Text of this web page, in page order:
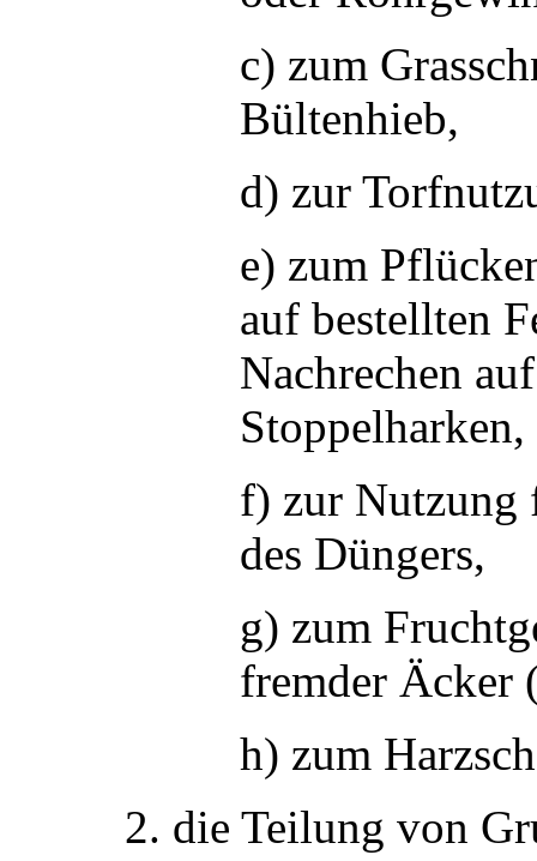
c) zum
Bültenhieb,
d) zur
e) zum
auf bestellten
Nachrechen
Stoppelharken,
f) zur Nutzung
des Düngers,
g) zum
fremder Äcker
h) zum
2. die Teilung von